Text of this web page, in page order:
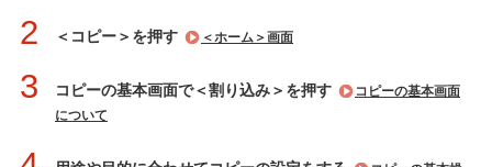
2 ＜コピー＞を押す ＜ホーム＞画面
3 コピーの基本画面で＜割り込み＞を押す
コピーの基本画面
について